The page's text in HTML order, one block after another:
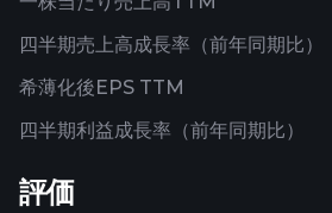
四半期売上高成長率（前年同期比）
希薄化後EPS TTM
四半期利益成長率（前年同期比）
評価